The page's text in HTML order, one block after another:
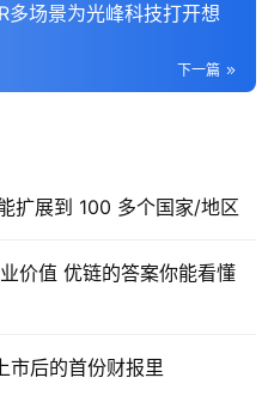
多场景为光峰科技打开想
下一篇
扩展到 100 多个国家/地区
价值 优链的答案你能看懂
市后的首份财报里